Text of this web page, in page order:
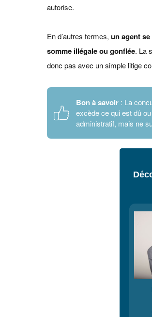
autorise.
En d’autres termes,un agent
somme illégale ou gonflée. La
donc pas avec un simple litige
Bon à savoir : La
excède ce qui est dû
administratif, mais ne